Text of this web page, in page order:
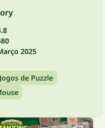
2025
Jogos de Puzzle